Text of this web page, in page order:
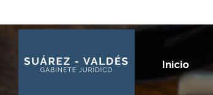
Inicio